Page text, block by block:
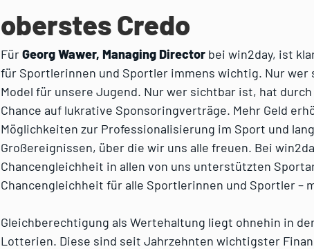
oberstes Credo
FürGeorg Wawer, Managing Director bei win2day, ist
für Sportlerinnen und Sportler immens wichtig. Nur wer
Model für unsere Jugend. Nur wer sichtbar ist, hat
Chance auf lukrative Sponsoringverträge. Mehr Geld
Möglichkeiten zur Professionalisierung im Sport und
Großereignissen, über die wir uns alle freuen. Bei
Chancengleichheit in allen von uns unterstützten
Chancengleichheit für alle Sportlerinnen und Sportler –
Gleichberechtigung als Wertehaltung liegt ohnehin in
Lotterien. Diese sind seit Jahrzehnten wichtigster